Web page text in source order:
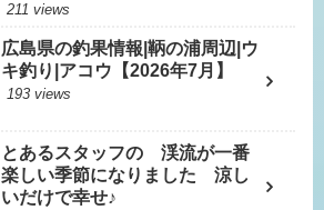
211 views
広島県の釣果情報|鞆の浦周辺|ウ
キ釣り|アコウ【2026年7月】
193 views
とあるスタッフの 渓流が一番
楽しい季節になりました 涼し
いだけで幸せ♪